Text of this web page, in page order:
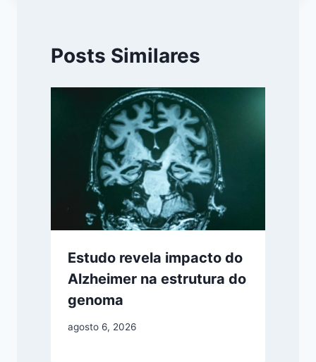
Posts Similares
Estudo revela impacto do
Alzheimer na estrutura do
genoma
agosto 6, 2026